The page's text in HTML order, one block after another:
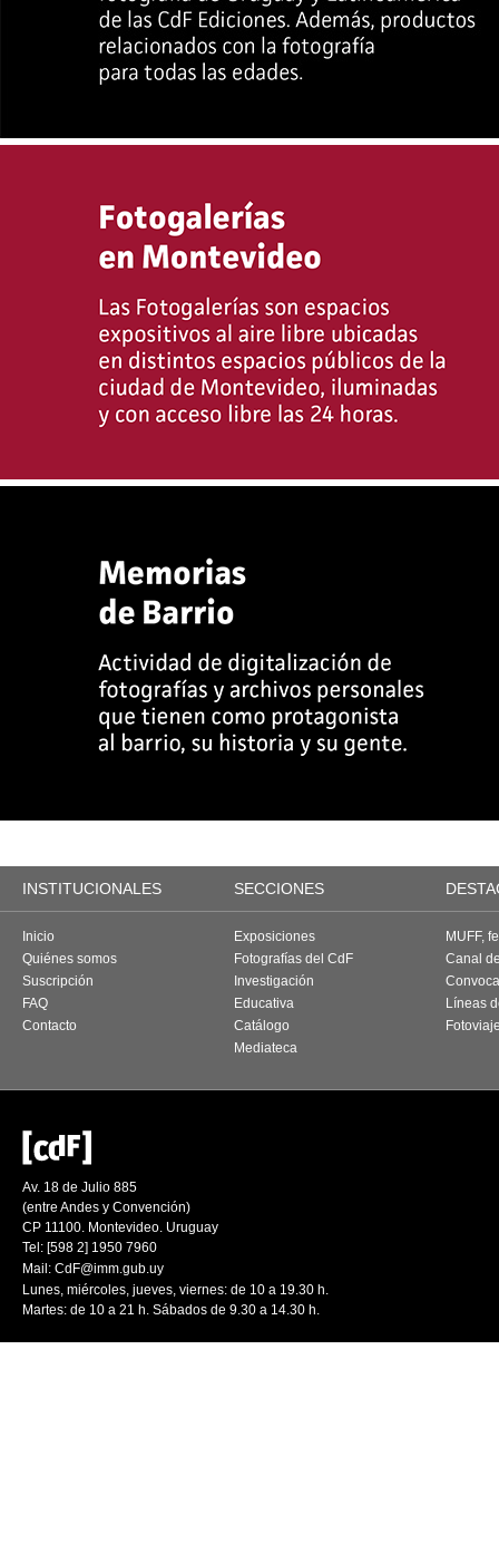
INSTITUCIONALES SECCIONES
Inicio
Quiénes somos
Suscripción
FAQ
Contacto
Exposiciones
Fotografías del CdF
Investigación
Educativa
Catálogo
Mediateca
MUFF,
Canal
Líneas
Av. 18 de Julio 885
(entre Andes y Convención)
CP 11100. Montevideo. Uruguay
Tel: [598 2] 1950 7960
Mail: CdF@imm.gub.uy
Lunes, miércoles, jueves, viernes: de 10 a 19.30 h.
Martes: de 10 a 21 h. Sábados de 9.30 a 14.30 h.